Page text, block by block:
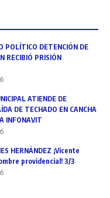
POLÍTICO DETENCIÓN DE
RECIBIÓ PRISIÓN
ATIENDE DE
DE TECHADO EN CANCHA
INFONAVIT
HERNÁNDEZ ¡Vicente
providencial! 3/3